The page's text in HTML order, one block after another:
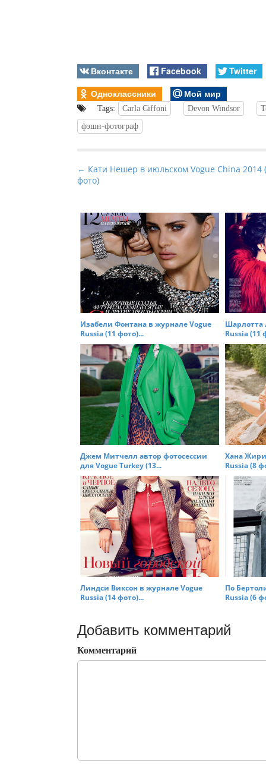
Вконтакте Facebook
Twitter
Одноклассники
Мой мир
Tags: Carla Ciffoni Devon Windsor
фэшн-фотограф
P
o
t
a
v
g
a
o
n
← Кати Нешер в июльском Vogue China 2014
фото)
Изабели Фонтана в журнале Vogue
Russia (11 фото)...
Шарлотта
Russia (11
Джем Митчелл автор фотосессии
для Vogue Turkey (13...
Хана
Russia (8
Линдси Виксон в журнале Vogue
Russia (14 фото)...
По
Russia (6
Добавить комментарий
Комментарий